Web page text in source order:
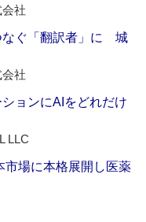
社
なぐ「翻訳者」に 城
社
ョンにAIをどれだけ
LLC
市場に本格展開し医薬